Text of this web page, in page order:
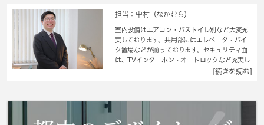
担当：中村（なかむら）
室内設備はエアコン・バストイレ別など大変充
実しております。共用部にはエレベータ・バイ
ク置場などが揃っております。セキュリティ面
は、TVインターホン・オートロックなど充実し
ているので安心して生活できます。単身者限定
ズボックスのある物件。外装もおしゃれで快適
女性の方でも安心な設備が充実した分譲賃貸と
[続きを読む]